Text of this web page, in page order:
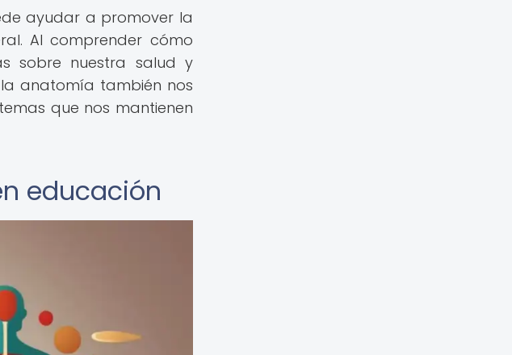
ayudar a promover la
Al comprender cómo
sobre nuestra salud y
anatomía también nos
que nos mantienen
educación